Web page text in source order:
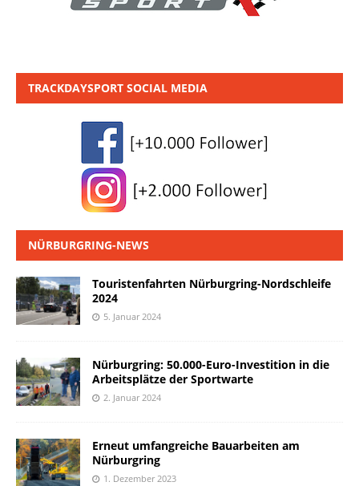
TRACKDAYSPORT SOCIAL MEDIA
NÜRBURGRING-NEWS
Touristenfahrten Nürburgring-Nordschleife
2024
5. Januar 2024
Nürburgring: 50.000-Euro-Investition in die
Arbeitsplätze der Sportwarte
2. Januar 2024
Erneut umfangreiche Bauarbeiten am
Nürburgring
1. Dezember 2023